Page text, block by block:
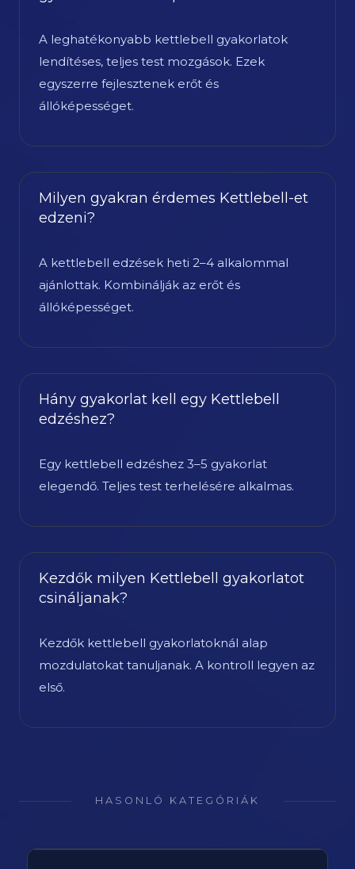
A leghatékonyabb kettlebell gyakorlatok
lendítéses, teljes test mozgások. Ezek
egyszerre fejlesztenek erőt és
állóképességet.
Milyen gyakran érdemes Kettlebell-et
edzeni?
A kettlebell edzések heti 2–4 alkalommal
ajánlottak. Kombinálják az erőt és
állóképességet.
Hány gyakorlat kell egy Kettlebell
edzéshez?
Egy kettlebell edzéshez 3–5 gyakorlat
elegendő. Teljes test terhelésére alkalmas.
Kezdők milyen Kettlebell gyakorlatot
csináljanak?
Kezdők kettlebell gyakorlatoknál alap
mozdulatokat tanuljanak. A kontroll legyen az
első.
HASONLÓ KATEGÓRIÁK